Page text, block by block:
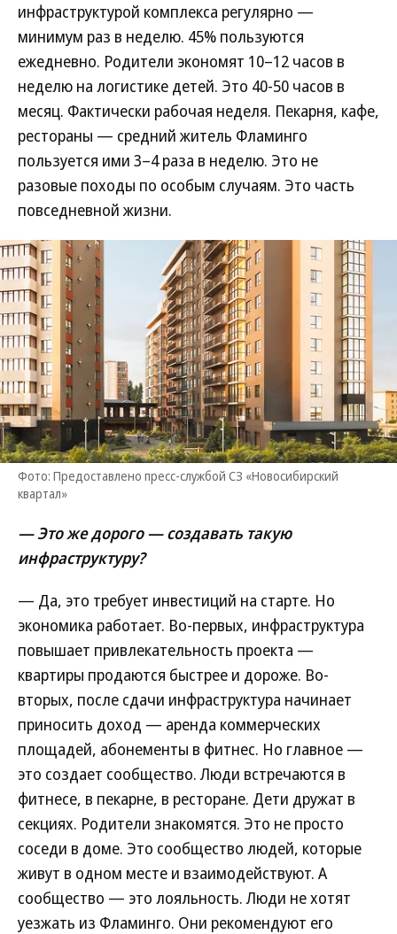
инфраструктурой комплекса регулярно —
минимум раз в неделю. 45% пользуются
ежедневно. Родители экономят 10–12 часов в
неделю на логистике детей. Это 40-50 часов в
месяц. Фактически рабочая неделя. Пекарня, кафе,
рестораны — средний житель Фламинго
пользуется ими 3–4 раза в неделю. Это не
разовые походы по особым случаям. Это часть
повседневной жизни.
Фото: Предоставлено пресс-службой СЗ «Новосибирский
квартал»
— Это же дорого — создавать такую
инфраструктуру?
— Да, это требует инвестиций на старте. Но
экономика работает. Во-первых, инфраструктура
повышает привлекательность проекта —
квартиры продаются быстрее и дороже. Во-
вторых, после сдачи инфраструктура начинает
приносить доход — аренда коммерческих
площадей, абонементы в фитнес. Но главное —
это создает сообщество. Люди встречаются в
фитнесе, в пекарне, в ресторане. Дети дружат в
секциях. Родители знакомятся. Это не просто
соседи в доме. Это сообщество людей, которые
живут в одном месте и взаимодействуют. А
сообщество — это лояльность. Люди не хотят
уезжать из Фламинго. Они рекомендуют его